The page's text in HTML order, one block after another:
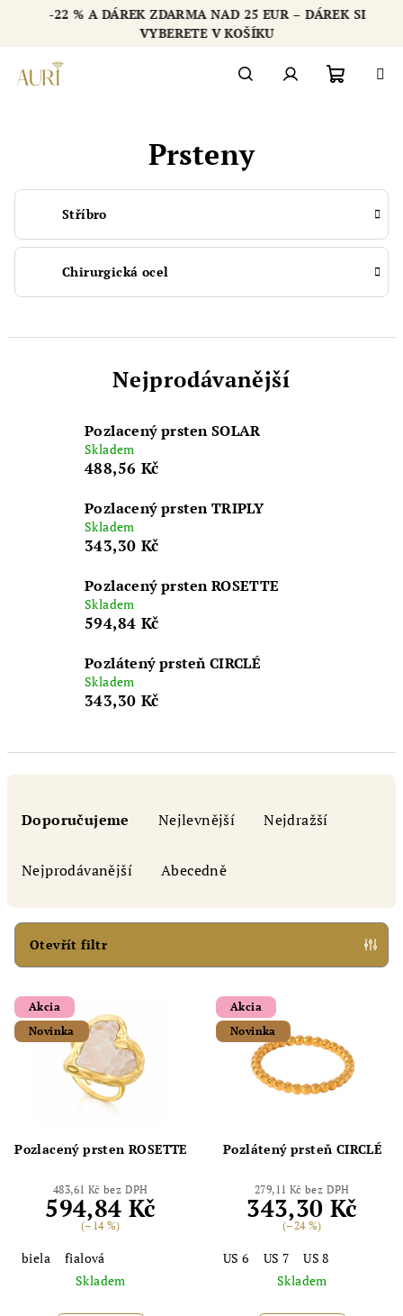
-22 % A DÁREK ZDARMA NAD 25 EUR – DÁREK SI
VYBERETE V KOŠÍKU
Prsteny
Stříbro
Chirurgická ocel
Nejprodávanější
Pozlacený prsten SOLAR
Skladem
488,56 Kč
Pozlacený prsten TRIPLY
Skladem
343,30 Kč
Pozlacený prsten ROSETTE
Skladem
594,84 Kč
Pozlátený prsteň CIRCLÉ
Skladem
343,30 Kč
r
o
d
u
Doporučujeme Nejlevnější Nejdražší
Nejprodávanější Abecedně
Otevřít filtr
V
ý
p
r
Akcia
Novinka
Pozlacený prsten ROSETTE
483,61 Kč bez DPH
594,84 Kč
(–14 %)
biela
fialová
Skladem
Akcia
Novinka
Pozlátený prsteň CIRCLÉ
279,11 Kč bez DPH
343,30 Kč
(–24 %)
US 6 US 7
US 8
Skladem
Chatbot šperkovnice AURI